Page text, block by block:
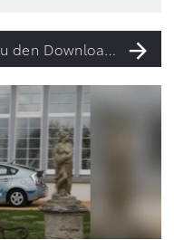
Zu den Downloads